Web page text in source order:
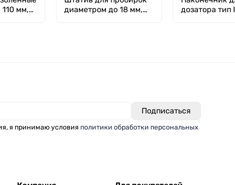
мм,
диаметром до 18 мм,
дозатора тип I
я принимаю условия политики обработки персональных